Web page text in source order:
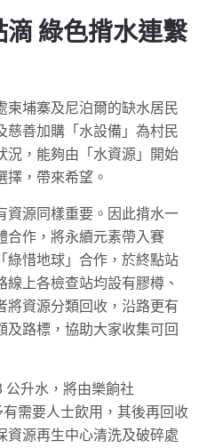
綠色揹水連繫
柬埔寨及尼泊爾的缺水居民
慈善加購「水設備」為村民
況，能夠由「水資源」開始
擇，帶來希望。
資源同樣重要。因此揹水一
合作，將永續元素帶入賽
綠惜地球」合作，於終點站
上各檢查站均設有膠樽、
將資源分類回收，沿路更有
及路標，協助大家收集可回
公升水，將由樂餉社
有需要人士飲用，其後再回收
資源再生中心清洗及破碎處